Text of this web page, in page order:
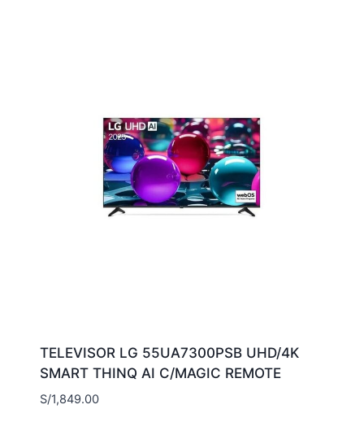
TELEVISOR LG 55UA7300PSB UHD/4K
SMART THINQ AI C/MAGIC REMOTE
S/1,849.00